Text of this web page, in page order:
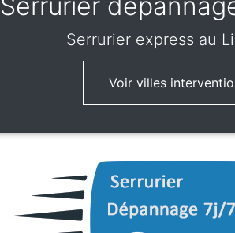
Serrurier express au
Voir villes